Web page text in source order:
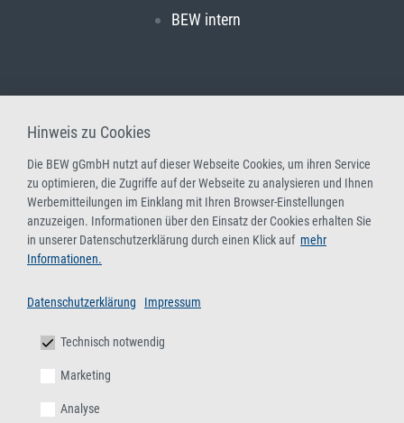
BEW intern
Hinweis zu Cookies
Die BEW gGmbH nutzt auf dieser Webseite Cookies, um ihren Service
zu optimieren, die Zugriffe auf der Webseite zu analysieren und Ihnen
Werbemitteilungen im Einklang mit Ihren Browser-Einstellungen
anzuzeigen. Informationen über den Einsatz der Cookies erhalten Sie
in unserer Datenschutzerklärung durch einen Klick auf mehr
Informationen.
Datenschutzerklärung Impressum
Technisch notwendig
Marketing
Analyse